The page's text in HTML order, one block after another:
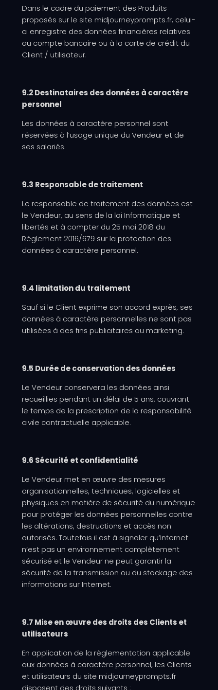
Dans le cadre du paiement des Produits
proposés sur le site midjourneyprompts.fr, celui-
ci enregistre des données financières relatives
au compte bancaire ou à la carte de crédit du
Client / utilisateur.
9.2 Destinataires des données à caractère
personnel
Les données à caractère personnel sont
réservées à l’usage unique du Vendeur et de
ses salariés.
9.3 Responsable de traitement
Le responsable de traitement des données est
le Vendeur, au sens de la loi Informatique et
libertés et à compter du 25 mai 2018 du
Règlement 2016/679 sur la protection des
données à caractère personnel.
9.4 limitation du traitement
Sauf si le Client exprime son accord exprès, ses
données à caractère personnelles ne sont pas
utilisées à des fins publicitaires ou marketing.
9.5 Durée de conservation des données
Le Vendeur conservera les données ainsi
recueillies pendant un délai de 5 ans, couvrant
le temps de la prescription de la responsabilité
civile contractuelle applicable.
9.6 Sécurité et confidentialité
Le Vendeur met en œuvre des mesures
organisationnelles, techniques, logicielles et
physiques en matière de sécurité du numérique
pour protéger les données personnelles contre
les altérations, destructions et accès non
autorisés. Toutefois il est à signaler qu’Internet
n’est pas un environnement complètement
sécurisé et le Vendeur ne peut garantir la
sécurité de la transmission ou du stockage des
informations sur Internet.
9.7 Mise en œuvre des droits des Clients et
utilisateurs
En application de la règlementation applicable
aux données à caractère personnel, les Clients
et utilisateurs du site midjourneyprompts.fr
disposent des droits suivants :